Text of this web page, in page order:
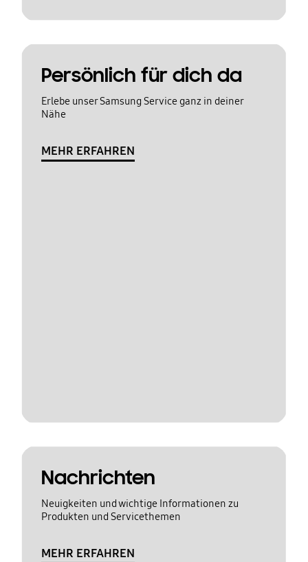
Persönlich für dich da
Erlebe unser Samsung Service ganz in deiner
Nähe
MEHR ERFAHREN
Nachrichten
Neuigkeiten und wichtige Informationen zu
Produkten und Servicethemen
MEHR ERFAHREN